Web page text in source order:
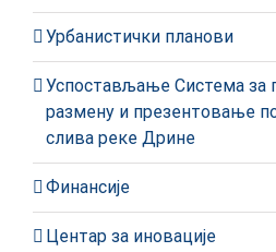
Урбанистички планови
Успостављање Система за
размену и презентовање
слива реке Дрине
Финансије
Центар за иновације